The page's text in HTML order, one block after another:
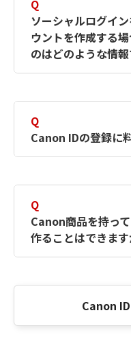
す。詳しい作成
何ですか？
ださい。
Q
ソーシャルログイ
ウントを作成する
のはどのような情報
択したサービ
簡単に作成でき
Canon IDの登
Q
Canon IDの登録に
Q
Canon商品を持っ
作ることはできます
Canon